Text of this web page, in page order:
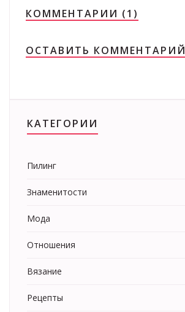
КОММЕНТАРИИ (1)
ОСТАВИТЬ КОММЕНТАРИЙ
КАТЕГОРИИ
Пилинг
Знаменитости
Мода
Отношения
Вязание
Рецепты